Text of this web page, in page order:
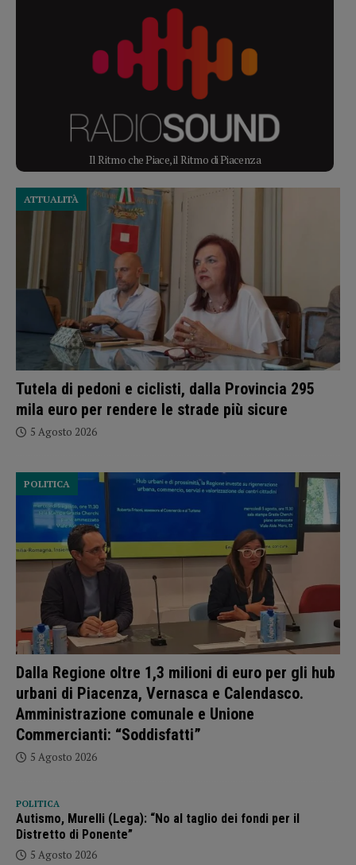
Il Ritmo che Piace, il Ritmo di Piacenza
Tutela di pedoni e ciclisti, dalla Provincia 295
mila euro per rendere le strade più sicure
ATTUALITÀ
5 Agosto 2026
Dalla Regione oltre 1,3 milioni di euro per gli hub
urbani di Piacenza, Vernasca e Calendasco.
Amministrazione comunale e Unione
Commercianti: “Soddisfatti”
POLITICA
5 Agosto 2026
POLITICA
Autismo, Murelli (Lega): “No al taglio dei fondi per il
Distretto di Ponente”
5 Agosto 2026